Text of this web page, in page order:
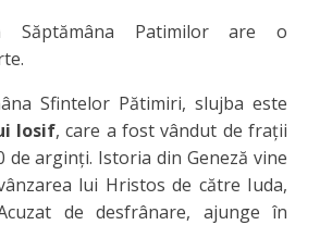
Săptămâna Patimilor are o
Sfintelor Pătimiri, slujba este
Iosif, care a fost vândut de fraţii
de arginţi. Istoria din Geneză vine
lui Hristos de către Iuda,
de desfrânare, ajunge în